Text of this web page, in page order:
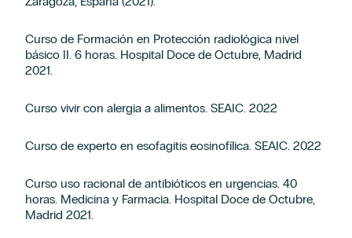
Curso de Formación en Protección radiológica nivel
básico II. 6 horas. Hospital Doce de Octubre, Madrid
2021.
Curso vivir con alergia a alimentos. SEAIC. 2022
Curso de experto en esofagitis eosinofílica. SEAIC. 2022
Curso uso racional de antibióticos en urgencias. 40
horas. Medicina y Farmacia. Hospital Doce de Octubre,
Madrid 2021.